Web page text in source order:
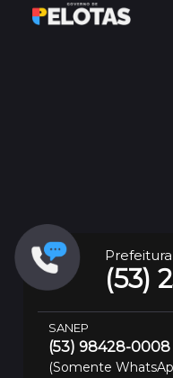
Prefeitura
(53)
SANEP
(53) 98428-0008
(Somente